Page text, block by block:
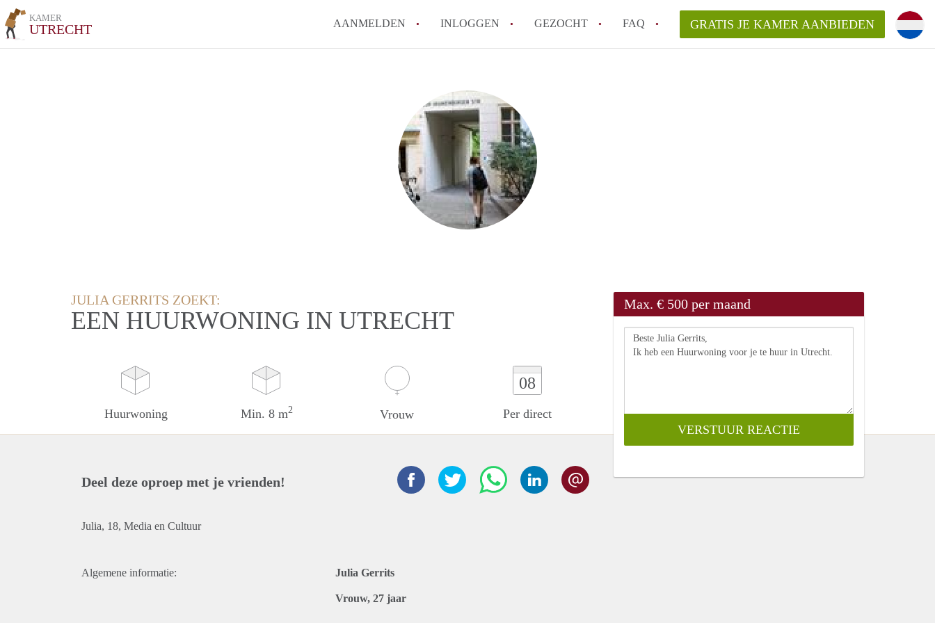
KAMER
UTRECHT AANMELDEN INLOGGEN GEZOCHT FAQ
Tips: om in Utrecht een kamer te vinden!
Hoe werkt Kamers Utrecht
How to translate KamersUtrecht!
Alle veelgestelde vragen
GRATIS JE KAMER AANBIEDEN
JULIA GERRITS ZOEKT:
EEN HUURWONING IN UTRECHT
Huurwoning Min. 8 m2 Vrouw
08
Per direct
Max. € 500 per maand
Deel deze oproep met je vrienden!
Julia, 18, Media en Cultuur
Algemene informatie: Julia Gerrits
Vrouw, 27 jaar